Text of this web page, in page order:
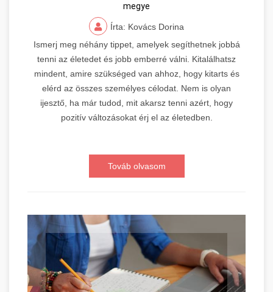
megye
Írta: Kovács Dorina
Ismerj meg néhány tippet, amelyek segíthetnek jobbá
tenni az életedet és jobb emberré válni. Kitalálhatsz
mindent, amire szükséged van ahhoz, hogy kitarts és
elérd az összes személyes célodat. Nem is olyan
ijesztő, ha már tudod, mit akarsz tenni azért, hogy
pozitív változásokat érj el az életedben.
Továb olvasom